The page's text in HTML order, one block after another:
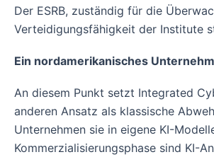
Der ESRB, zuständig für die
Verteidigungsfähigkeit der Institute
Ein nordamerikanisches
An diesem Punkt setzt Integrated
anderen Ansatz als klassische
Unternehmen sie in eigene KI-
Kommerzialisierungsphase sind KI-